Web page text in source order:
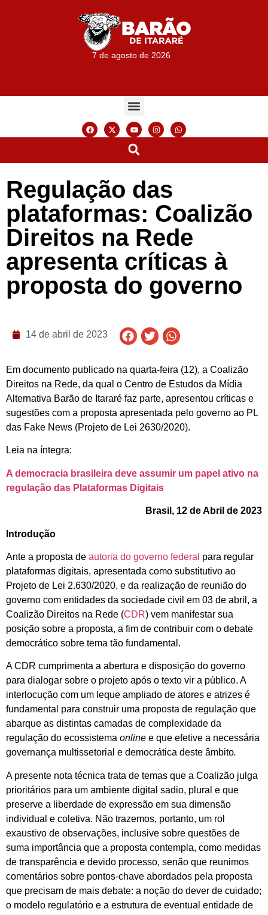
7 de agosto de 2026
Regulação das
plataformas: Coalizão
Direitos na Rede
apresenta críticas à
proposta do governo
14 de abril de 2023
Em documento publicado na quarta-feira (12), a Coalizão
Direitos na Rede, da qual o Centro de Estudos da Mídia
Alternativa Barão de Itararé faz parte, apresentou críticas e
sugestões com a proposta apresentada pelo governo ao PL
das Fake News (Projeto de Lei 2630/2020).
Leia na íntegra:
A democracia brasileira deve assumir um papel ativo na
regulação das Plataformas Digitais
Brasil, 12 de Abril de 2023
Introdução
Ante a proposta de autoria do governo federal para regular
plataformas digitais, apresentada como substitutivo ao
Projeto de Lei 2.630/2020, e da realização de reunião do
governo com entidades da sociedade civil em 03 de abril, a
Coalizão Direitos na Rede (CDR) vem manifestar sua
posição sobre a proposta, a fim de contribuir com o debate
democrático sobre tema tão fundamental.
A CDR cumprimenta a abertura e disposição do governo
para dialogar sobre o projeto após o texto vir a público. A
interlocução com um leque ampliado de atores e atrizes é
fundamental para construir uma proposta de regulação que
abarque as distintas camadas de complexidade da
regulação do ecossistema online e que efetive a necessária
governança multissetorial e democrática deste âmbito.
A presente nota técnica trata de temas que a Coalizão julga
prioritários para um ambiente digital sadio, plural e que
preserve a liberdade de expressão em sua dimensão
individual e coletiva. Não trazemos, portanto, um rol
exaustivo de observações, inclusive sobre questões de
suma importância que a proposta contempla, como medidas
de transparência e devido processo, senão que reunimos
comentários sobre pontos-chave abordados pela proposta
que precisam de mais debate: a noção do dever de cuidado;
o modelo regulatório e a estrutura de eventual entidade de